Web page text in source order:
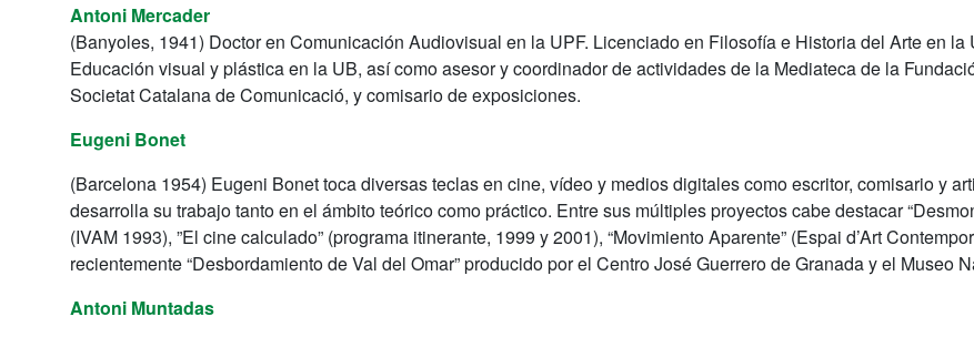
Antoni Mercader
(Banyoles, 1941) Doctor en Comunicación Audiovisual en la UPF. Licenciado en Filosofía e Historia del Arte en
Educación visual y plástica en la UB, así como asesor y coordinador de actividades de la Mediateca de la
Societat Catalana de Comunicació, y comisario de exposiciones.
Eugeni Bonet
(Barcelona 1954) Eugeni Bonet toca diversas teclas en cine, vídeo y medios digitales como escritor, comisario y
desarrolla su trabajo tanto en el ámbito teórico como práctico. Entre sus múltiples proyectos cabe destacar
(IVAM 1993), ”El cine calculado” (programa itinerante, 1999 y 2001), “Movimiento Aparente” (Espai d’Art
recientemente “Desbordamiento de Val del Omar” producido por el Centro José Guerrero de Granada y el Museo
Antoni Muntadas